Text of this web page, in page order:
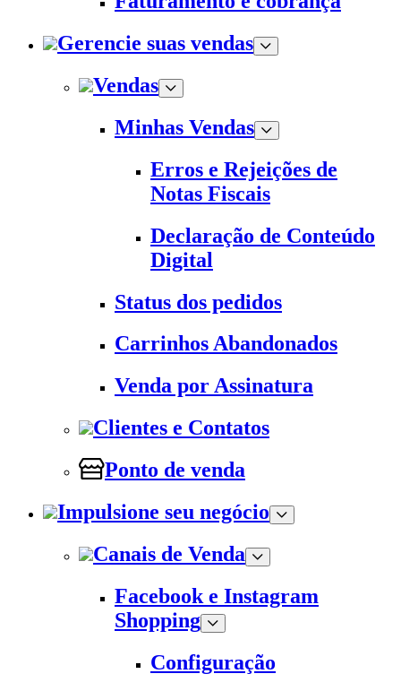
Gerencie suas vendas
Vendas
Minhas Vendas
Erros e Rejeições de
Notas Fiscais
Declaração de Conteúdo
Digital
Status dos pedidos
Carrinhos Abandonados
Venda por Assinatura
Clientes e Contatos
Ponto de venda
Impulsione seu negócio
Canais de Venda
Facebook e Instagram
Shopping
Configuração